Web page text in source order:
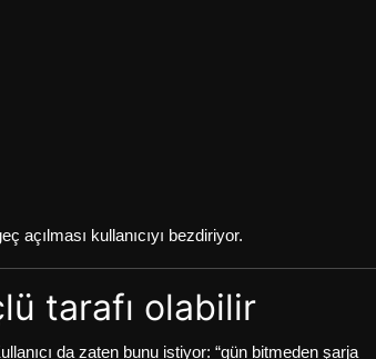
açılması kullanıcıyı bezdiriyor.
tarafı olabilir
da zaten bunu istiyor: “gün bitmeden şarja